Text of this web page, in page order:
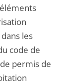
les
code de
permis de